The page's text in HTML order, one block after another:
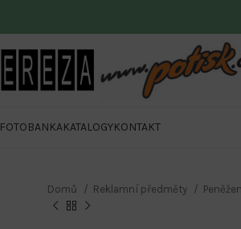
FOTOBANKAKATALOGYKONTAKT
Domů Reklamní předměty